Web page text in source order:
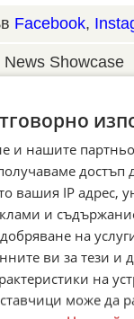
Facebook,
News Showcase
в Google Alerts
предпочитан
и нашите
достъп
вашия IP адрес,
и
на
ви за тези и
на
може да